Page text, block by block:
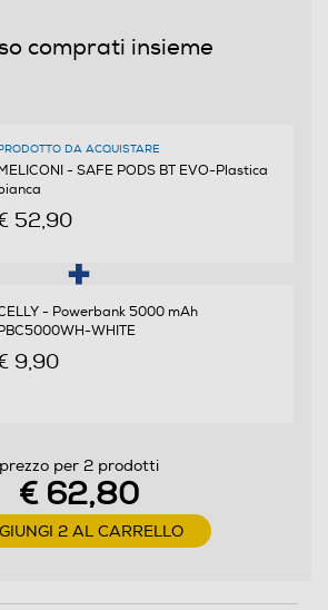
di colore bianco
comprati insieme
DA ACQUISTARE
- SAFE PODS BT EVO-Plastica
52,90
- Powerbank 5000 mAh
WHITE
9,90
prezzo per 2 prodotti
€ 62,80
2 AL CARRELLO